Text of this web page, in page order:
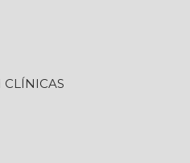
CLÍNICAS